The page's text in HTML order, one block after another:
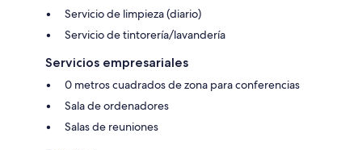
Servicio de limpieza (diario)
Servicio de tintorería/lavandería
Servicios empresariales
0 metros cuadrados de zona para conferencias
Sala de ordenadores
Salas de reuniones